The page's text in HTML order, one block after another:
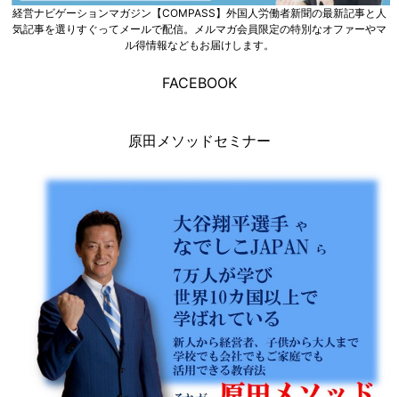
経営ナビゲーションマガジン【COMPASS】外国人労働者新聞の最新記事と人
気記事を選りすぐってメールで配信。メルマガ会員限定の特別なオファーやマ
ル得情報などもお届けします。
FACEBOOK
原田メソッドセミナー